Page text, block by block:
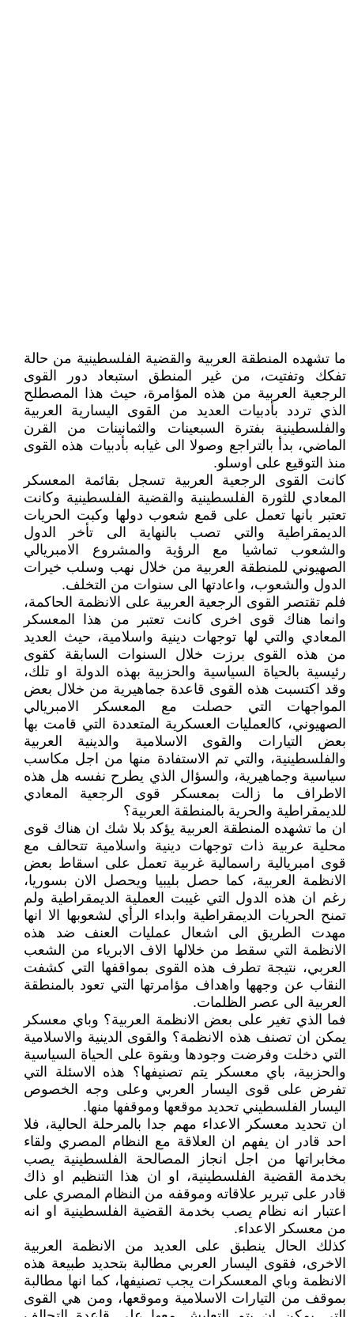
ما تشهده المنطقة العربية والقضية الفلسطينية من حالة
تفكك وتفتيت، من غير المنطق استبعاد دور القوى
الرجعية العربية من هذه المؤامرة، حيث هذا المصطلح
الذي تردد بأدبيات العديد من القوى اليسارية العربية
والفلسطينية بفترة السبعينات والثمانينات من القرن
الماضي، بدأ بالتراجع وصولا الى غيابه بأدبيات هذه القوى
منذ التوقيع على اوسلو.
كانت القوى الرجعية العربية تسجل بقائمة المعسكر
المعادي للثورة الفلسطينية والقضية الفلسطينية وكانت
تعتبر بانها تعمل على قمع شعوب دولها وكبت الحريات
الديمقراطية والتي تصب بالنهاية الى تأخر الدول
والشعوب تماشيا مع الرؤية والمشروع الامبريالي
الصهيوني للمنطقة العربية من خلال نهب وسلب خيرات
الدول والشعوب، واعادتها الى سنوات من التخلف.
فلم تقتصر القوى الرجعية العربية على الانظمة الحاكمة،
وانما هناك قوى اخرى كانت تعتبر من هذا المعسكر
المعادي والتي لها توجهات دينية واسلامية، حيث العديد
من هذه القوى برزت خلال السنوات السابقة كقوى
رئيسية بالحياة السياسية والحزبية بهذه الدولة او تلك،
وقد اكتسبت هذه القوى قاعدة جماهيرية من خلال بعض
المواجهات التي حصلت مع المعسكر الامبريالي
الصهيوني، كالعمليات العسكرية المتعددة التي قامت بها
بعض التيارات والقوى الاسلامية والدينية العربية
والفلسطينية، والتي تم الاستفادة منها من اجل مكاسب
سياسية وجماهيرية، والسؤال الذي يطرح نفسه هل هذه
الاطراف ما زالت بمعسكر قوى الرجعية المعادي
للديمقراطية والحرية بالمنطقة العربية؟
ان ما تشهده المنطقة العربية يؤكد بلا شك ان هناك قوى
محلية عربية ذات توجهات دينية واسلامية تتحالف مع
قوى امبريالية راسمالية غربية تعمل على اسقاط بعض
الانظمة العربية، كما حصل بليبيا ويحصل الان بسوريا،
رغم ان هذه الدول التي غيبت العملية الديمقراطية ولم
تمنح الحريات الديمقراطية وابداء الرأي لشعوبها الا انها
مهدت الطريق الى اشعال عمليات العنف ضد هذه
الانظمة التي سقط من خلالها الاف الابرياء من الشعب
العربي، نتيجة تطرف هذه القوى بمواقفها التي كشفت
النقاب عن وجهها واهداف مؤامرتها التي تعود بالمنطقة
العربية الى عصر الظلمات.
فما الذي تغير على بعض الانظمة العربية؟ وباي معسكر
يمكن ان تصنف هذه الانظمة؟ والقوى الدينية والاسلامية
التي دخلت وفرضت وجودها وبقوة على الحياة السياسية
والحزبية، باي معسكر يتم تصنيفها؟ هذه الاسئلة التي
تفرض على قوى اليسار العربي وعلى وجه الخصوص
اليسار الفلسطيني تحديد موقعها وموقفها منها.
ان تحديد معسكر الاعداء مهم جدا بالمرحلة الحالية، فلا
احد قادر ان يفهم ان العلاقة مع النظام المصري ولقاء
مخابراتها من اجل انجاز المصالحة الفلسطينية يصب
بخدمة القضية الفلسطينية، او ان هذا التنظيم او ذاك
قادر على تبرير علاقاته وموقفه من النظام المصري على
اعتبار انه نظام يصب بخدمة القضية الفلسطينية او انه
من معسكر الاعداء.
كذلك الحال ينطبق على العديد من الانظمة العربية
الاخرى، فقوى اليسار العربي مطالبة بتحديد طبيعة هذه
الانظمة وباي المعسكرات يجب تصنيفها، كما انها مطالبة
بموقف من التيارات الاسلامية وموقعها، ومن هي القوى